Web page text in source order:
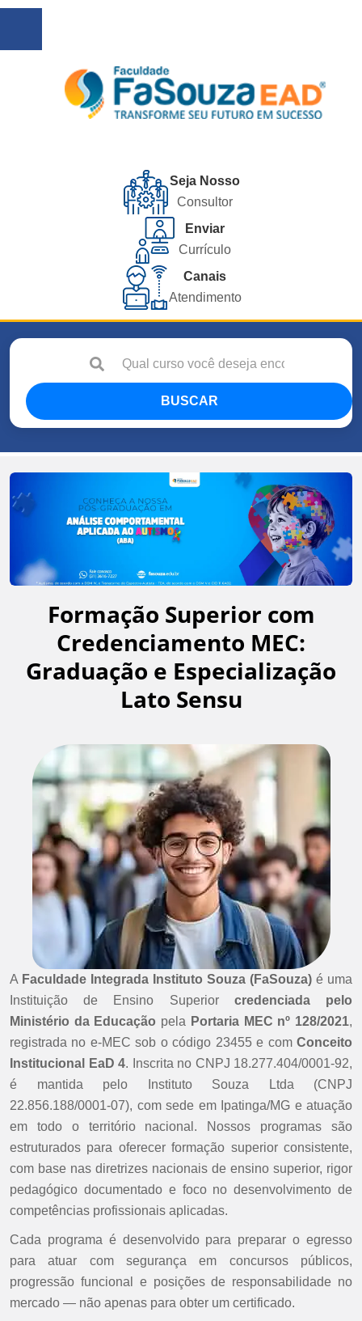
Seja Nosso
Consultor
Enviar
Currículo
Canais
Atendimento
BUSCAR
Formação Superior com
Credenciamento MEC:
Graduação e Especialização
Lato Sensu
A Faculdade Integrada Instituto Souza (FaSouza) é uma
Instituição de Ensino Superior credenciada pelo
Ministério da Educação pela Portaria MEC nº 128/2021,
registrada no e-MEC sob o código 23455 e com Conceito
Institucional EaD 4. Inscrita no CNPJ 18.277.404/0001-92,
é mantida pelo Instituto Souza Ltda (CNPJ
22.856.188/0001-07), com sede em Ipatinga/MG e atuação
em todo o território nacional. Nossos programas são
estruturados para oferecer formação superior consistente,
com base nas diretrizes nacionais de ensino superior, rigor
pedagógico documentado e foco no desenvolvimento de
competências profissionais aplicadas.
Cada programa é desenvolvido para preparar o egresso
para atuar com segurança em concursos públicos,
progressão funcional e posições de responsabilidade no
mercado — não apenas para obter um certificado.